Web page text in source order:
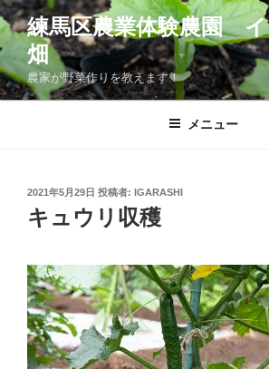
コ
ン
テ
ン
ツ
練馬区農業体験農園
畑
農家が野菜作りを教えます！
メニュー
投
稿
日:
2021年5月29日 投稿者: IGARASHI
キュウリ収穫